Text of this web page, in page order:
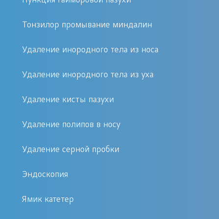
Быстро записаться: Мы ценим
ваше время. Записаться на прием
удобную онлайн-форму на сайте
длительных ожиданий в
очередях.
нашей работы – это благодарные
отзывами о работе наших
регистратуре центра.
Тонзилор промывание миндалин
Удаление инородного тела из носа
Удаление инородного тела из уха
Удаление кисты пазухи
Удаление полипов в носу
Удаление серной пробки
Эндоскопия
Ямик катетер